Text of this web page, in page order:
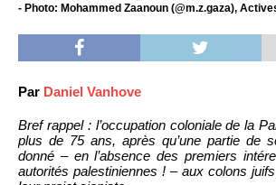
- Photo: Mohammed Zaanoun (@m.z.gaza),
Par Daniel Vanhove
Bref rappel : l’occupation coloniale de la
plus de 75 ans, après qu’une partie de
donné – en l’absence des premiers
autorités palestiniennes ! – aux colons